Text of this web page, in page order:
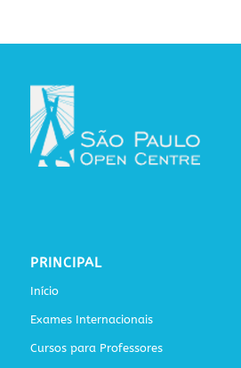
PRINCIPAL
Início
Exames Internacionais
Cursos para Professores